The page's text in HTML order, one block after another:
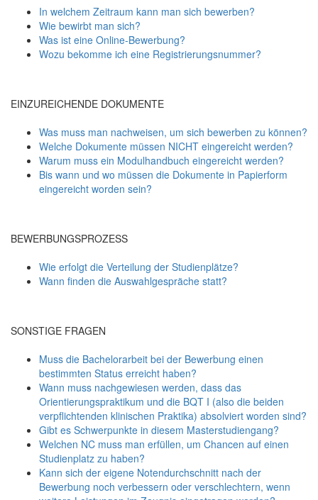
In welchem Zeitraum kann man sich bewerben?
Wie bewirbt man sich?
Was ist eine Online-Bewerbung?
Wozu bekomme ich eine Registrierungsnummer?
EINZUREICHENDE DOKUMENTE
Was muss man nachweisen, um sich bewerben zu können?
Welche Dokumente müssen NICHT eingereicht werden?
Warum muss ein Modulhandbuch eingereicht werden?
Bis wann und wo müssen die Dokumente in Papierform
eingereicht worden sein?
BEWERBUNGSPROZESS
Wie erfolgt die Verteilung der Studienplätze?
Wann finden die Auswahlgespräche statt?
SONSTIGE FRAGEN
Muss die Bachelorarbeit bei der Bewerbung einen
bestimmten Status erreicht haben?
Wann muss nachgewiesen werden, dass das
Orientierungspraktikum und die BQT I (also die beiden
verpflichtenden klinischen Praktika) absolviert worden sind?
Gibt es Schwerpunkte in diesem Masterstudiengang?
Welchen NC muss man erfüllen, um Chancen auf einen
Studienplatz zu haben?
Kann sich der eigene Notendurchschnitt nach der
Bewerbung noch verbessern oder verschlechtern, wenn